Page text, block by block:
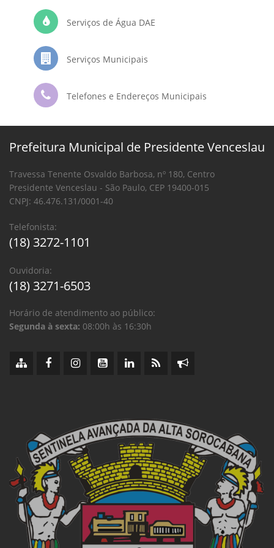
Serviços de Água DAE
Serviços Municipais
Telefones e Endereços Municipais
Prefeitura Municipal de Presidente Venceslau
Travessa Tenente Osvaldo Barbosa, nº 180, Centro
Presidente Venceslau - São Paulo, CEP 19400-015
CNPJ: 46.476.131/0001-40
Telefonista:
(18) 3272-1101
Ouvidoria:
(18) 3271-6503
Horário de atendimento ao público:
Segunda à sexta: 08:00h às 16:30h